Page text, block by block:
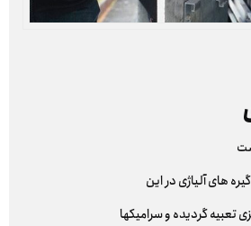
های آلیاژی در این
تعبیه گردیده و سرامیکها